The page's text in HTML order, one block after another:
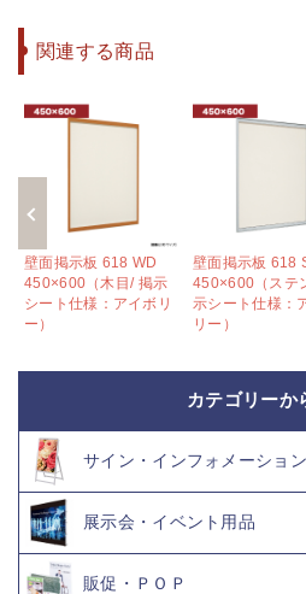
関連する商品
壁面掲示板 618 WD
450×600（木目/ 掲示
シート仕様：アイボリ
ー）
壁面掲示板 618
450×600（ステ
示シート仕様：
リー）
カテゴリーか
サイン・インフォメーション
展示会・イベント用品
販促・ＰＯＰ